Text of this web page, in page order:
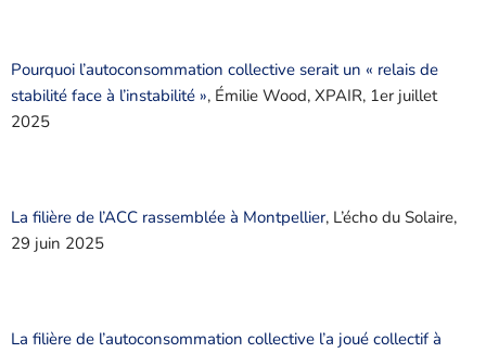
Pourquoi l’autoconsommation collective serait un « relais de
stabilité face à l’instabilité », Émilie Wood, XPAIR, 1er juillet
2025
La filière de l’ACC rassemblée à Montpellier, L’écho du Solaire,
29 juin 2025
La filière de l’autoconsommation collective l’a joué collectif à